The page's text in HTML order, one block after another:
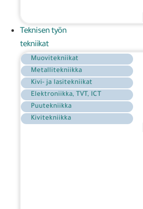
Teknisen työn
tekniikat
Muovitekniikat
Metallitekniikka
Kivi- ja lasitekniikat
Elektroniikka, TVT, ICT
Puutekniikka
Kivitekniikka